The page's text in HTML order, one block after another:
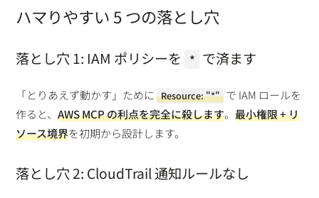
ハマりやすい 5 つの落とし穴
落とし穴 1: IAM ポリシーを * で済ます
「とりあえず動かす」ために Resource: "*" で IAM ロールを
作ると、AWS MCP の利点を完全に殺します。最小権限 + リ
ソース境界を初期から設計します。
落とし穴 2: CloudTrail 通知ルールなし